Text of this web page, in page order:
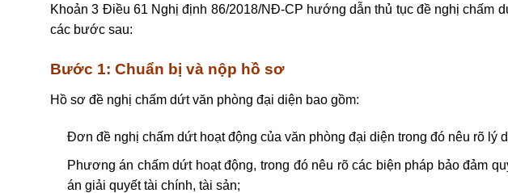
Khoản 3 Điều 61 Nghị định 86/2018/NĐ-CP hướng dẫn thủ tục đề nghị chấm
các bước sau:
Bước 1: Chuẩn bị và nộp hồ sơ
Hồ sơ đề nghị chấm dứt văn phòng đại diện bao gồm:
Đơn đề nghị chấm dứt hoạt động của văn phòng đại diện trong đó nêu rõ lý
Phương án chấm dứt hoạt động, trong đó nêu rõ các biện pháp bảo đảm
án giải quyết tài chính, tài sản;